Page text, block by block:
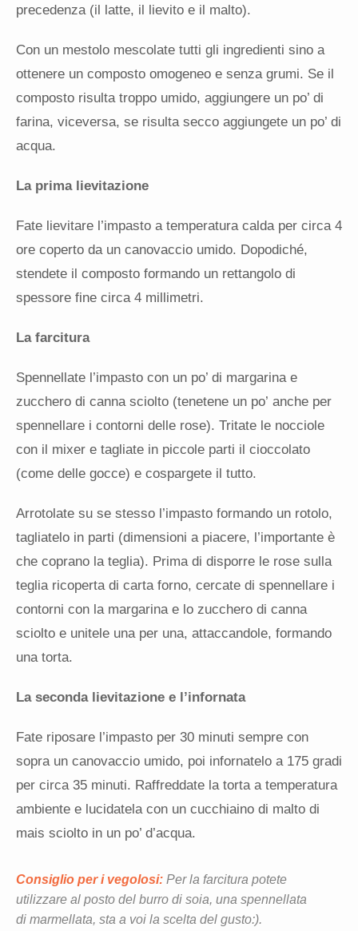
precedenza (il latte, il lievito e il malto).
Con un mestolo mescolate tutti gli ingredienti sino a
ottenere un composto omogeneo e senza grumi. Se il
composto risulta troppo umido, aggiungere un po’ di
farina, viceversa, se risulta secco aggiungete un po’ di
acqua.
La prima lievitazione
Fate lievitare l’impasto a temperatura calda per circa 4
ore coperto da un canovaccio umido. Dopodiché,
stendete il composto formando un rettangolo di
spessore fine circa 4 millimetri.
La farcitura
Spennellate l’impasto con un po’ di margarina e
zucchero di canna sciolto (tenetene un po’ anche per
spennellare i contorni delle rose). Tritate le nocciole
con il mixer e tagliate in piccole parti il cioccolato
(come delle gocce) e cospargete il tutto.
Arrotolate su se stesso l’impasto formando un rotolo,
tagliatelo in parti (dimensioni a piacere, l’importante è
che coprano la teglia). Prima di disporre le rose sulla
teglia ricoperta di carta forno, cercate di spennellare i
contorni con la margarina e lo zucchero di canna
sciolto e unitele una per una, attaccandole, formando
una torta.
La seconda lievitazione e l’infornata
Fate riposare l’impasto per 30 minuti sempre con
sopra un canovaccio umido, poi infornatelo a 175 gradi
per circa 35 minuti. Raffreddate la torta a temperatura
ambiente e lucidatela con un cucchiaino di malto di
mais sciolto in un po’ d’acqua.
Consiglio per i vegolosi: Per la farcitura potete
utilizzare al posto del burro di soia, una spennellata
di marmellata, sta a voi la scelta del gusto:).